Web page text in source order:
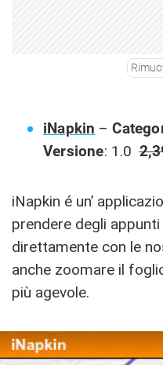
iNapkin –
Versione: 1.0
iNapkin é un’
prendere degli
direttamente con le
anche zoomare il
più agevole.